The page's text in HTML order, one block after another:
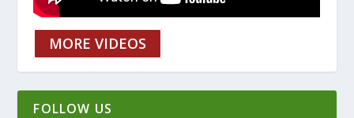
MORE VIDEOS
FOLLOW US